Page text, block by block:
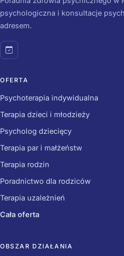
psychologiczna i konsultacje
adresem.
OFERTA
Psychoterapia indywidualna
Terapia dzieci i młodzieży
Psycholog dziecięcy
Terapia par i małżeństw
Terapia rodzin
Poradnictwo dla rodziców
Terapia uzależnień
Cała oferta
OBSZAR DZIAŁANIA